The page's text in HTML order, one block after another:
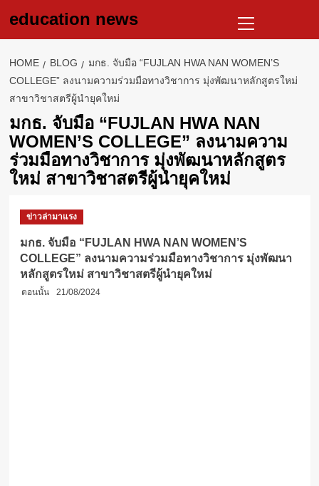
education news
Menu
HOME BLOG
มกธ. จับมือ “FUJLAN HWA NAN WOMEN’S
COLLEGE” ลงนามความร่วมมือทางวิชาการ มุ่งพัฒนาหลักสูตรใหม่
สาขาวิชาสตรีผู้นำยุคใหม่
มกธ. จับมือ “FUJLAN HWA NAN
WOMEN’S COLLEGE” ลงนามความ
ร่วมมือทางวิชาการ มุ่งพัฒนาหลักสูตร
ใหม่ สาขาวิชาสตรีผู้นำยุคใหม่
ข่าวล่ามาแรง
มกธ. จับมือ “FUJLAN HWA NAN WOMEN’S
COLLEGE” ลงนามความร่วมมือทางวิชาการ มุ่งพัฒนา
หลักสูตรใหม่ สาขาวิชาสตรีผู้นำยุคใหม่
ตอนนั้น 21/08/2024